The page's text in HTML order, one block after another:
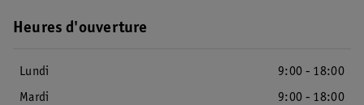
Heures d'ouverture
Lundi
9:00 - 18:00
Mardi
9:00 - 18:00